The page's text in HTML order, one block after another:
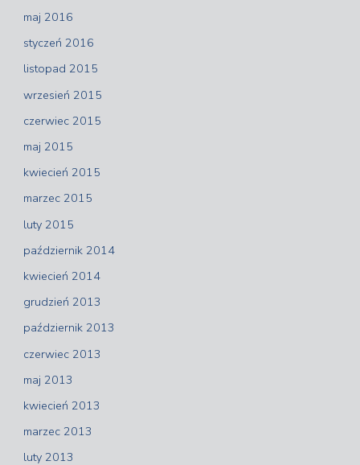
maj 2016
styczeń 2016
listopad 2015
wrzesień 2015
czerwiec 2015
maj 2015
kwiecień 2015
marzec 2015
luty 2015
październik 2014
kwiecień 2014
grudzień 2013
październik 2013
czerwiec 2013
maj 2013
kwiecień 2013
marzec 2013
luty 2013